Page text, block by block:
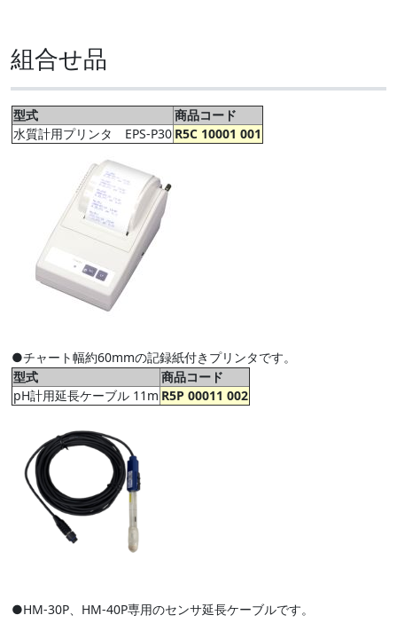
組合せ品
型式
商品コード
水質計用プリンタ EPS-P30 R5C 10001 001
●チャート幅約60mmの記録紙付きプリンタです。
型式
商品コード
pH計用延長ケーブル 11m R5P 00011 002
●HM-30P、HM-40P専用のセンサ延長ケーブルです。